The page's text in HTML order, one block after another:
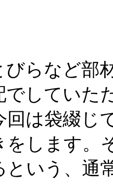
びらなど
でしていた
回は袋綴じ
をします。
という、通